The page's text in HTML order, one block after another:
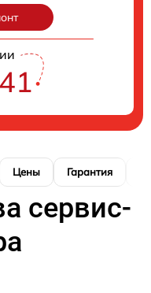
Цены Гарантия
сервис-